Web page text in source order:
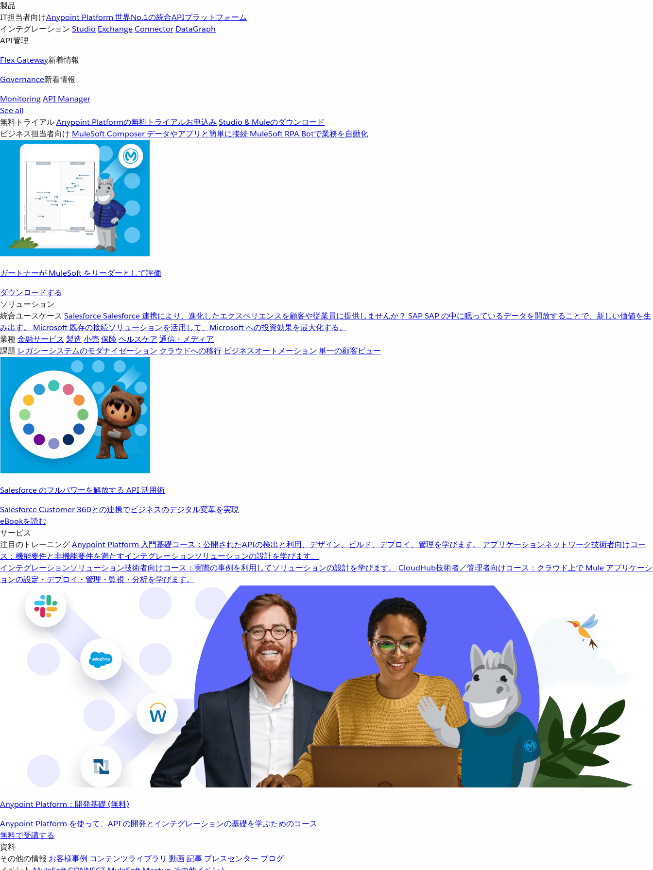
製品
IT担当者向けAnypoint Platform 世界No.1の統合APIプラットフォーム
インテグレーション Studio ExchangeConnector DataGraph
API管理
Flex Gateway新着情報
Governance新着情報
MonitoringAPI Manager
See all
無料トライアルAnypoint Platformの無料トライアルお申込み Studio & Muleのダウンロード
ビジネス担当者向け MuleSoft Composer データやアプリと簡単に接続 MuleSoft RPA Botで業務を自動化
ガートナーが MuleSoft をリーダーとして評価
ダウンロードする
ソリューション
統合ユースケース SalesforceSalesforce 連携により、進化したエクスペリエンスを顧客や従業員に提供しませんか？ SAPSAP の中に眠っているデータを開放することで、新しい価値を生
み出す。
Microsoft 既存の接続ソリューションを活用して、Microsoft への投資効果を最大化する。
業種金融サービス 製造 小売 保険 ヘルスケア 通信・メディア
課題 レガシーシステムのモダナイゼーション クラウドへの移行 ビジネスオートメーション 単一の顧客ビュー
Salesforce のフルパワーを解放する API 活用術
Salesforce Customer 360との連携でビジネスのデジタル変革を実現
eBookを読む
サービス
注目のトレーニングAnypoint Platform 入門基礎コース：公開されたAPIの検出と利用、デザイン、ビルド、デプロイ、管理を学びます。 アプリケーションネットワーク技術者向けコー
ス：機能要件と非機能要件を満たすインテグレーションソリューションの設計を学びます。
インテグレーションソリューション技術者向けコース：実際の事例を利用してソリューションの設計を学びます。 CloudHub技術者／管理者向けコース：クラウド上で Mule アプリケーシ
ョンの設定・デプロイ・管理・監視・分析を学びます。
Anypoint Platform：開発基礎 (無料)
Anypoint Platform を使って、API の開発とインテグレーションの基礎を学ぶためのコース
無料で受講する
資料
その他の情報 お客様事例 コンテンツライブラリ 動画記事 プレスセンター ブログ